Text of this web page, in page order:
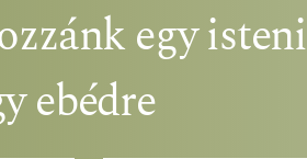
egy isteni
ebédre